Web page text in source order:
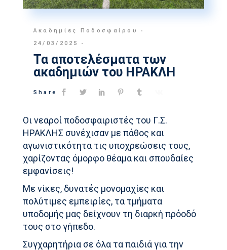
Ακαδημίες Ποδοσφαίρου
24/03/2025
Τα αποτελέσματα των
ακαδημιών του ΗΡΑΚΛΗ
Share
Οι νεαροί ποδοσφαιριστές του Γ.Σ.
ΗΡΑΚΛΗΣ συνέχισαν με πάθος και
αγωνιστικότητα τις υποχρεώσεις τους,
χαρίζοντας όμορφο θέαμα και σπουδαίες
εμφανίσεις!
Με νίκες, δυνατές μονομαχίες και
πολύτιμες εμπειρίες, τα τμήματα
υποδομής μας δείχνουν τη διαρκή πρόοδό
τους στο γήπεδο.
Συγχαρητήρια σε όλα τα παιδιά για την